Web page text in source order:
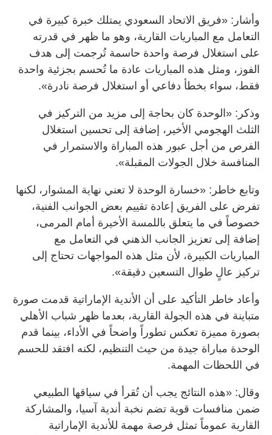
وأشار: «فريق الاتحاد السعودي يمتلك خبرة كبيرة في
التعامل مع المباريات القارية، وهو ما ظهر في قدرته
على استغلال فرصة واحدة حاسمة تُرجمت إلى هدف
الفوز، ومثل هذه المباريات عادة ما تُحسم بجزئية واحدة
فقط، سواء بخطأ دفاعي أو استغلال فرصة نادرة».
وذكر: «الوحدة كان بحاجة إلى مزيد من التركيز في
الثلث الهجومي الأخير، إضافة إلى تحسين استغلال
الفرص من أجل عبور هذه المباراة والاستمرار في
المنافسة خلال الجولات المقبلة».
وتابع خاطر: «خسارة الوحدة لا تعني نهاية المشوار، لكنها
تفرض على الفريق إعادة تقييم بعض الجوانب الفنية،
خصوصاً في ما يتعلق باللمسة الأخيرة أمام المرمى،
إضافة إلى تعزيز الجانب الذهني في التعامل مع
المباريات الكبيرة، لأن مثل هذه المواجهات تحتاج إلى
تركيز عالٍ طوال التسعين دقيقة».
وأعاد خاطر التأكيد على أن الأندية الإماراتية قدمت صورة
متباينة في هذه الجولة القارية، بعدما ظهر شباب الأهلي
بصورة مميزة تعكس تطوراً واضحاً في الأداء، بينما قدم
الوحدة مباراة جيدة من حيث التنظيم، لكنه افتقد للحسم
في اللحظات المهمة.
وقال: «هذه النتائج يجب أن تُقرأ في سياقها الطبيعي
ضمن منافسات قوية تضم نخبة أندية آسيا، والمشاركة
القارية عموماً تمثل فرصة مهمة للأندية الإماراتية